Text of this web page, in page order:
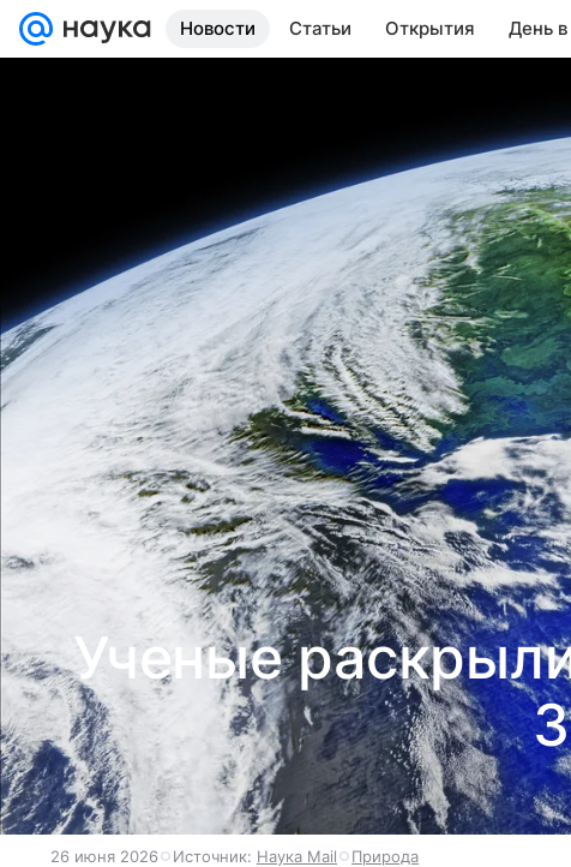
Новости Статьи Открытия День в
Ученые
26 июня 2026 Источник: Наука Mail Природа